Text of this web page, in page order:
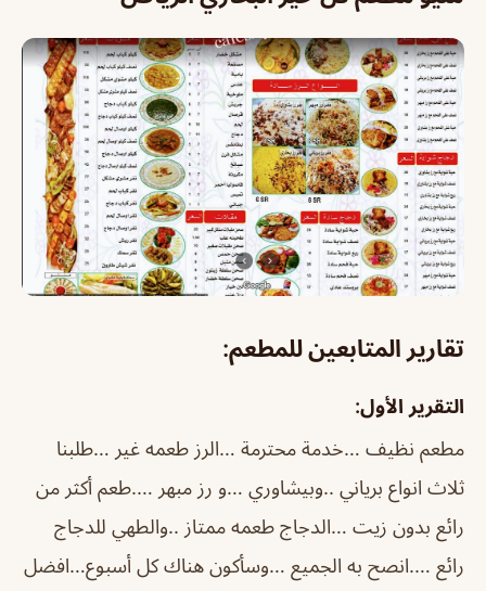
تقارير المتابعين للمطعم:
التقرير الأول:
مطعم نظيف …خدمة محترمة …الرز طعمه غير …طلبنا
ثلاث انواع برياني ..وبيشاوري …و رز مبهر ….طعم أكثر من
رائع بدون زيت …الدجاج طعمه ممتاز ..والطهي للدجاج
رائع ….انصح به الجميع …وسأكون هناك كل أسبوع…افضل